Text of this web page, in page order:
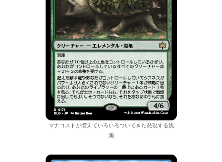
マナコストが増えていろいろついてきた発現する浅
瀬